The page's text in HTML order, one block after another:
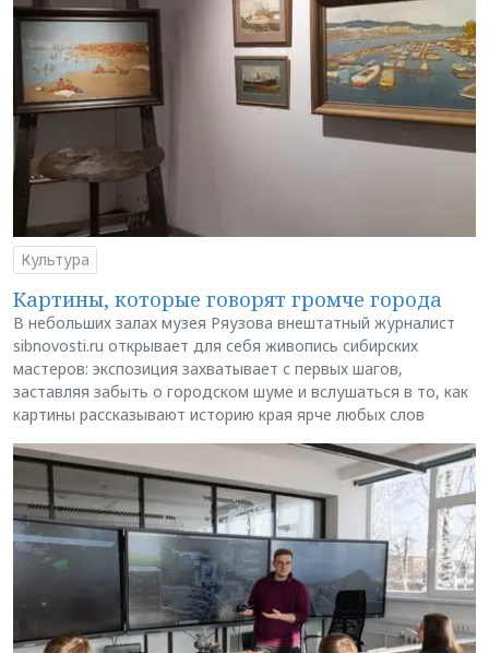
Культура
Картины, которые говорят громче города
В небольших залах музея Ряузова внештатный журналист
sibnovosti.ru открывает для себя живопись сибирских
мастеров: экспозиция захватывает с первых шагов,
заставляя забыть о городском шуме и вслушаться в то, как
картины рассказывают историю края ярче любых слов